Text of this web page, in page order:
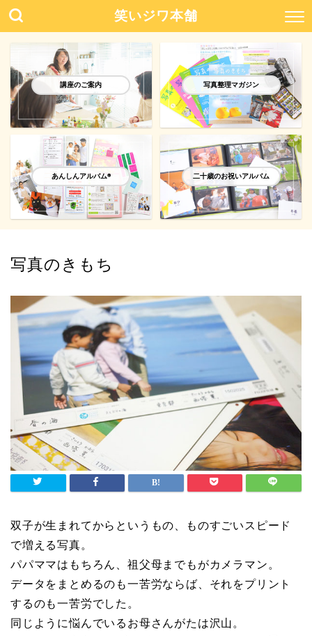
笑いジワ本舗
講座のご案内 写真整理マガジン
あんしんアルバム®️ 二十歳のお祝いアルバム
写真のきもち
双子が生まれてからというもの、ものすごいスピード
で増える写真。
パパママはもちろん、祖父母までもがカメラマン。
データをまとめるのも一苦労ならば、それをプリント
するのも一苦労でした。
同じように悩んでいるお母さんがたは沢山。